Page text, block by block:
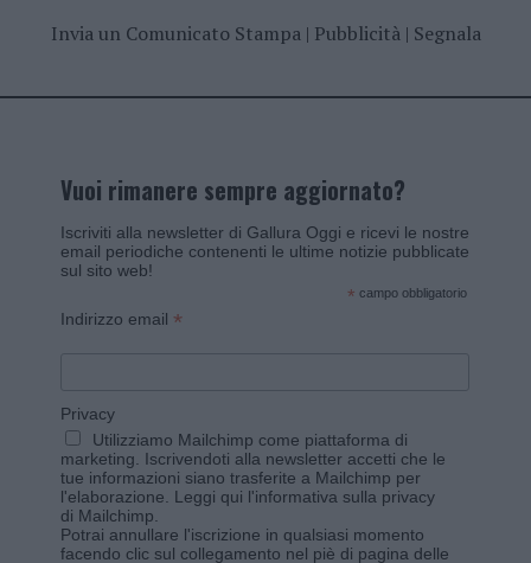
Invia un Comunicato Stampa| Pubblicità| Segnala
Vuoi rimanere sempre aggiornato?
Iscriviti alla newsletter di Gallura Oggi e ricevi le nostre
email periodiche contenenti le ultime notizie pubblicate
sul sito web!
* campo obbligatorio
Indirizzo email *
Privacy
Utilizziamo Mailchimp come piattaforma di
marketing. Iscrivendoti alla newsletter accetti che le
tue informazioni siano trasferite a Mailchimp per
l'elaborazione. Leggi qui l'informativa sulla privacy
di Mailchimp
Potrai annullare l'iscrizione in qualsiasi momento
facendo clic sul collegamento nel piè di pagina delle